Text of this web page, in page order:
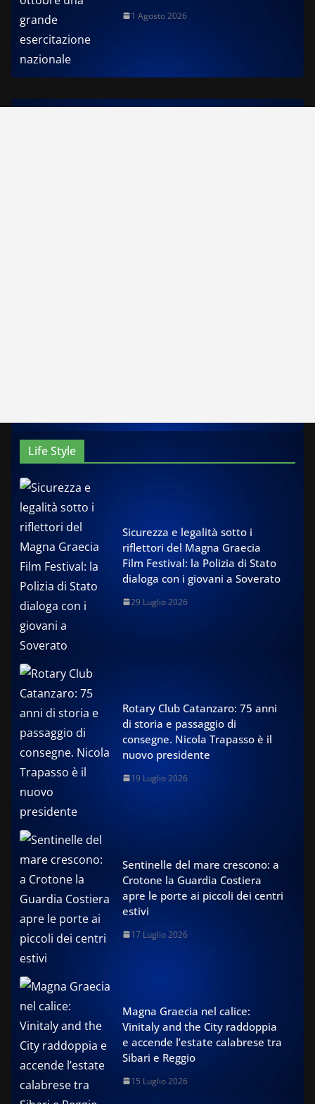
1 Agosto 2026
Life Style
Sicurezza e legalità sotto i
riflettori del Magna Graecia
Film Festival: la Polizia di Stato
dialoga con i giovani a Soverato
29 Luglio 2026
Rotary Club Catanzaro: 75 anni
di storia e passaggio di
consegne. Nicola Trapasso è il
nuovo presidente
19 Luglio 2026
Sentinelle del mare crescono: a
Crotone la Guardia Costiera
apre le porte ai piccoli dei centri
estivi
17 Luglio 2026
Magna Graecia nel calice:
Vinitaly and the City raddoppia
e accende l’estate calabrese tra
Sibari e Reggio
15 Luglio 2026